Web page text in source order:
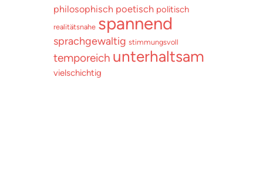
philosophisch poetisch politisch
realitätsnahe spannend
sprachgewaltig stimmungsvoll
temporeich unterhaltsam
vielschichtig